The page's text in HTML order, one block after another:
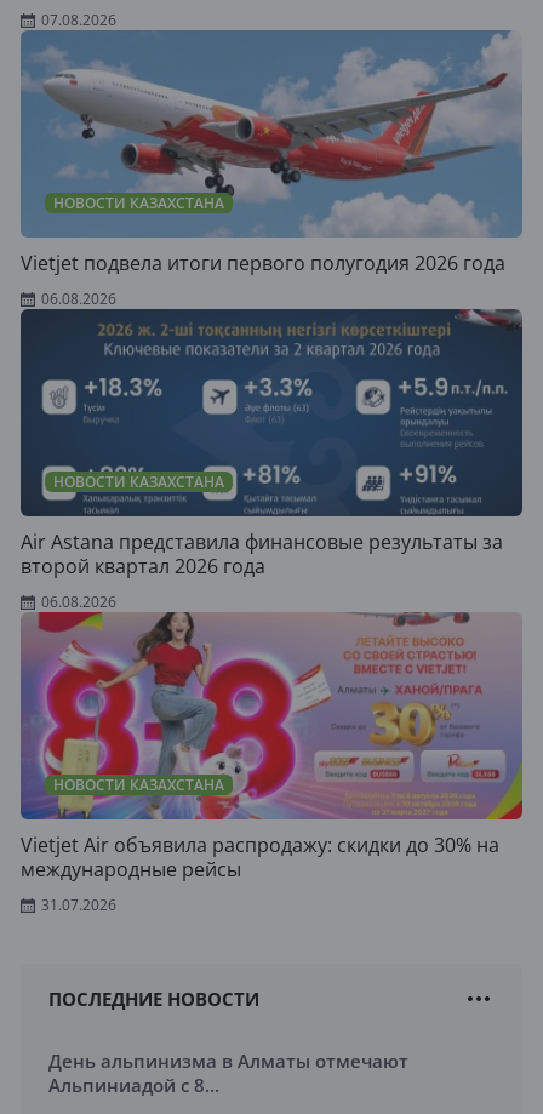
07.08.2026
НОВОСТИ КАЗАХСТАНА
Vietjet подвела итоги первого полугодия 2026 года
06.08.2026
НОВОСТИ КАЗАХСТАНА
Air Astana представила финансовые результаты за
второй квартал 2026 года
06.08.2026
НОВОСТИ КАЗАХСТАНА
Vietjet Air объявила распродажу: скидки до 30% на
международные рейсы
31.07.2026
ПОСЛЕДНИЕ НОВОСТИ
День альпинизма в Алматы отмечают
Альпиниадой с 8...